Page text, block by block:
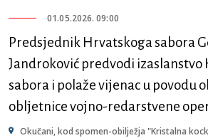
01.05.2026. 09:00
Predsjednik Hrvatskoga sabora
Jandroković predvodi izaslanstvo
sabora i polaže vijenac u povodu
obljetnice vojno-redarstvene
Okučani, kod spomen-obilježja "Kristalna